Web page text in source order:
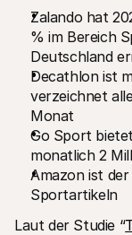
Zalando hat
% im Bereich
Deutschland
Decathlon ist
verzeichnet
Monat
Go Sport
monatlich 2
Amazon ist
Sportartikeln
Laut der Studie “